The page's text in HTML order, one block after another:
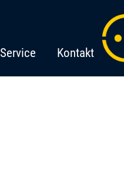
Service Kontakt